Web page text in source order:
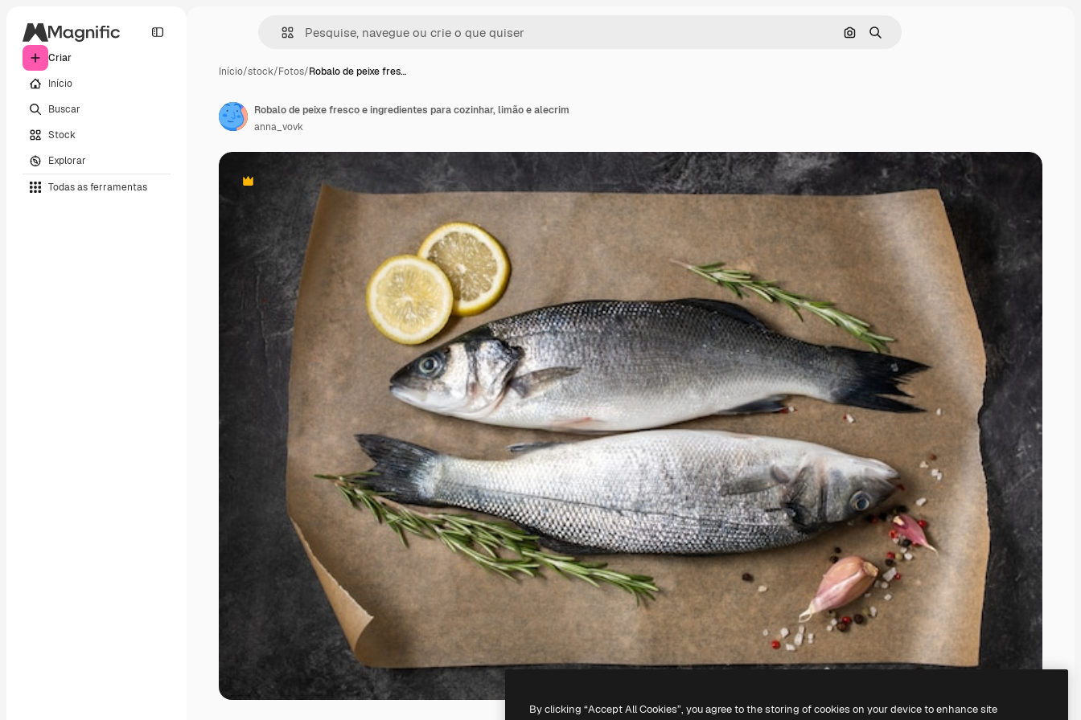
Criar
Início
Buscar
Stock
Explorar
Todas as ferramentas
Pesquisar por imagem
Buscar
Início/stock/Fotos/Robalo de peixe fres…
Premium
Robalo de peixe fresco e ingredientes para cozinhar, limão e alecrim
anna_vovk
By clicking “Accept All Cookies”, you agree to the storing of cookies on your device to enhance site